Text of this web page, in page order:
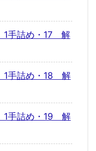
1手詰め・17 解
1手詰め・18 解
1手詰め・19 解